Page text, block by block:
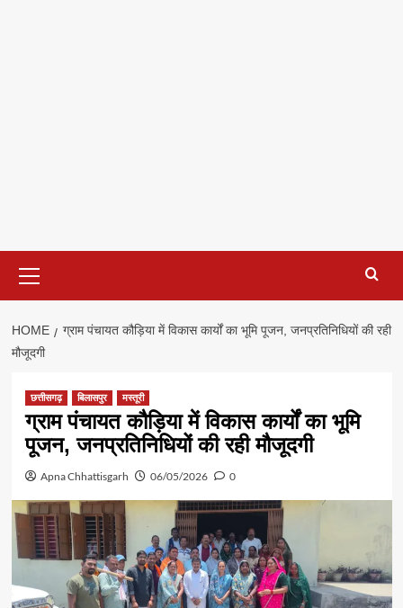
Menu
HOME
ग्राम पंचायत कौड़िया में विकास कार्यों का भूमि पूजन, जनप्रतिनिधियों की रही
मौजूदगी
छत्तीसगढ़ बिलासपुर मस्तूरी
ग्राम पंचायत कौड़िया में विकास कार्यों का भूमि
पूजन, जनप्रतिनिधियों की रही मौजूदगी
Apna Chhattisgarh 06/05/2026 0